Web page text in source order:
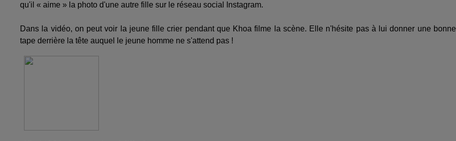
qu'il « aime » la photo d'une autre fille sur le réseau social Instagram.
Dans la vidéo, on peut voir la jeune fille crier pendant que Khoa filme la scène. Elle n'hésite pas à lui donner une bonne
tape derrière la tête auquel le jeune homme ne s'attend pas !